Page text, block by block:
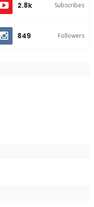
2.8k Subscribes
849 Followers